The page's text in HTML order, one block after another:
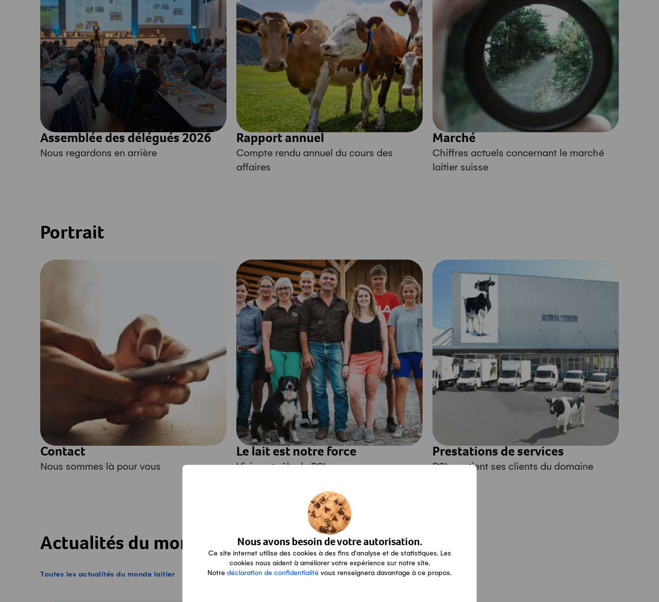
Nous avons besoin de votre autorisation.
Ce site internet utilise des cookies à des fins d'analyse et de statistiques. Les
cookies nous aident à améliorer votre expérience sur notre site.
Notre déclaration de confidentialité vous renseignera davantage à ce propos.
Assemblée des délégués 2026
Nous regardons en arrière
Rapport annuel
Compte rendu annuel du cours des
affaires
Marché
Chiffres actuels concernant le marché
laitier suisse
Portrait
Contact
Nous sommes là pour vous
Le lait est notre force
Vision et rôle de PSL
Prestations de services
PSL soutient ses clients du domaine
Actualités du monde laitier
Toutes les actualités du monde laitier
LinkedIn
Voir le compte LinkedIn